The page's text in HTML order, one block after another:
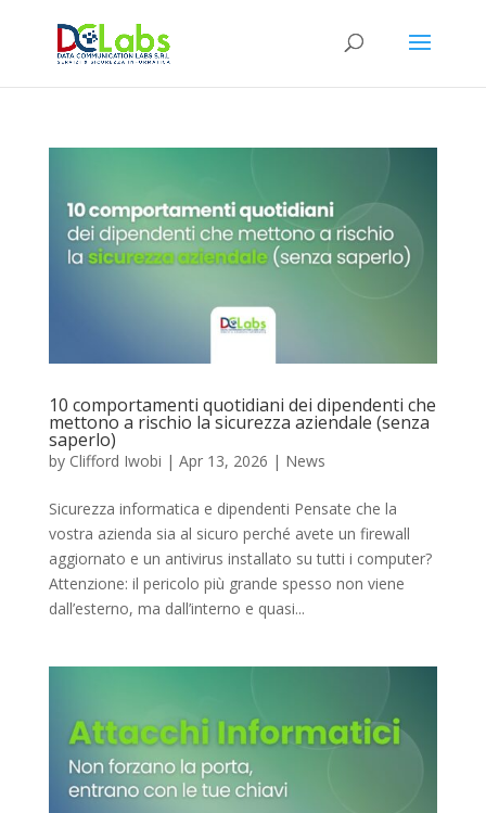
10 comportamenti quotidiani dei dipendenti che
mettono a rischio la sicurezza aziendale (senza
saperlo)
by Clifford Iwobi | Apr 13, 2026 | News
Sicurezza informatica e dipendenti Pensate che la
vostra azienda sia al sicuro perché avete un firewall
aggiornato e un antivirus installato su tutti i computer?
Attenzione: il pericolo più grande spesso non viene
dall’esterno, ma dall’interno e quasi...